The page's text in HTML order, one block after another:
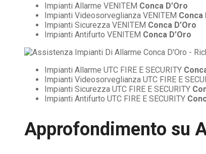
Impianti Allarme VENITEM Conca D’Oro
Impianti Videosorveglianza VENITEM Conca
Impianti Sicurezza VENITEM Conca D’Oro
Impianti Antifurto VENITEM Conca D’Oro
Impianti Allarme UTC FIRE E SECURITY
Impianti Videosorveglianza UTC FIRE E
Impianti Sicurezza UTC FIRE E SECURITY
Impianti Antifurto UTC FIRE E SECURITY
Approfondimento su